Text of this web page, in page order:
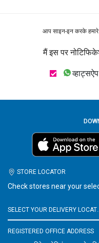
आप साइन-इन करके हमारे
मैं इस पर
व्हाट्सऐप
STORE LOCATOR
Check stores near your
SELECT
REGISTERED OFFICE ADDRESS